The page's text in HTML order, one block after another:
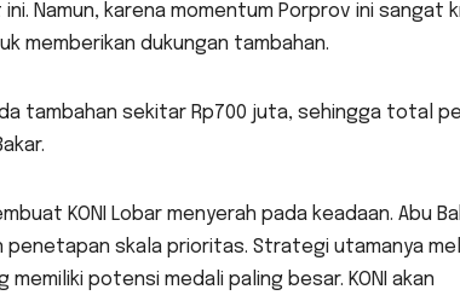
Namun, karena momentum Porprov ini sangat
memberikan dukungan tambahan.
tambahan sekitar Rp700 juta, sehingga total
KONI Lobar menyerah pada keadaan. Abu
skala prioritas. Strategi utamanya
potensi medali paling besar. KONI akan